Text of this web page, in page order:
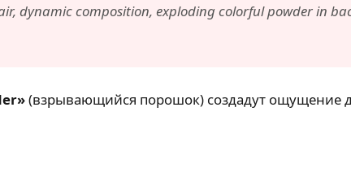
dynamic composition, exploding colorful powder in
(взрывающийся порошок) создадут ощущение